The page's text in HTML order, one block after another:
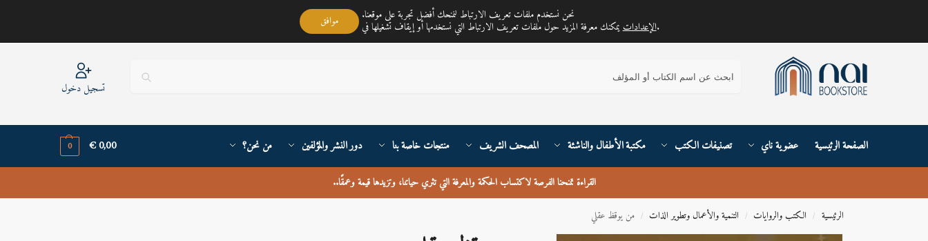
مكتبة ناي متجر لمبيع الكتب العربية تغطي خدمته جميع أنحاء القارة الأوربية والعالم
تسجيل دخول
الصفحة الرئيسية عضوية ناي تصنيفات الكتب مكتبة الأطفال والناشئة المصحف الشريف منتجات خاصة بنا دور النشر والمؤلفين من نحن؟ 0,00
€
0
القراءة تمنحنا الفرصة لاكتساب الحكمة والمعرفة التي تثري حياتنا، وتزيدها قيمة وعمقًا..
الرئيسية / الكتب والروايات / التنمية والأعمال وتطوير الذات / من يوقظ عقلي
نحن نستخدم ملفات تعريف الارتباط لنمنحك أفضل تجربة على موقعنا.
يمكنك معرفة المزيد حول ملفات تعريف الارتباط التي نستخدمها أو إيقاف تشغيلها فيالإعدادات. موافق